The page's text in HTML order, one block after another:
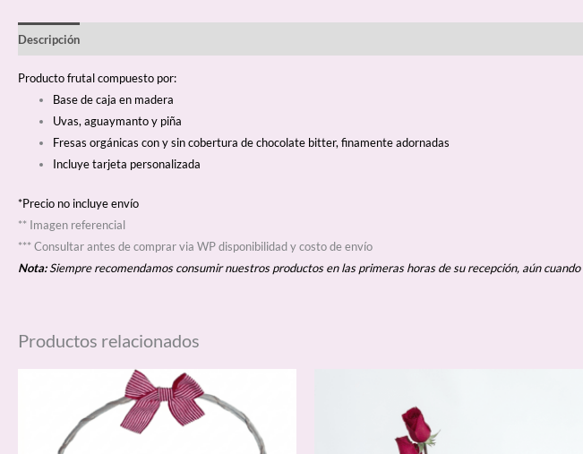
Descripción
Producto frutal compuesto por:
Base de caja en madera
Uvas, aguaymanto y piña
Fresas orgánicas con y sin cobertura de chocolate bitter, finamente adornadas
Incluye tarjeta personalizada
*Precio no incluye envío
** Imagen referencial
*** Consultar antes de comprar via WP disponibilidad y costo de envío
Nota:Siempre recomendamos consumir nuestros productos en las primeras horas de su recepción, aún cuando
Productos relacionados